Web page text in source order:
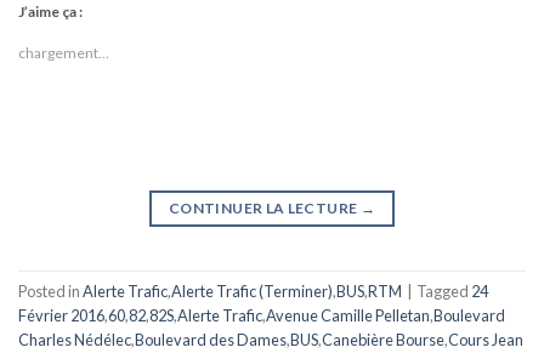
J’aime ça :
chargement…
CONTINUER LA LECTURE →
Posted inAlerte Trafic,Alerte Trafic (Terminer),BUS,RTM Tagged 24
Février 2016,60,82,82S,Alerte Trafic,Avenue Camille Pelletan,Boulevard
Charles Nédélec,Boulevard des Dames,BUS,Canebière Bourse,Cours Jean